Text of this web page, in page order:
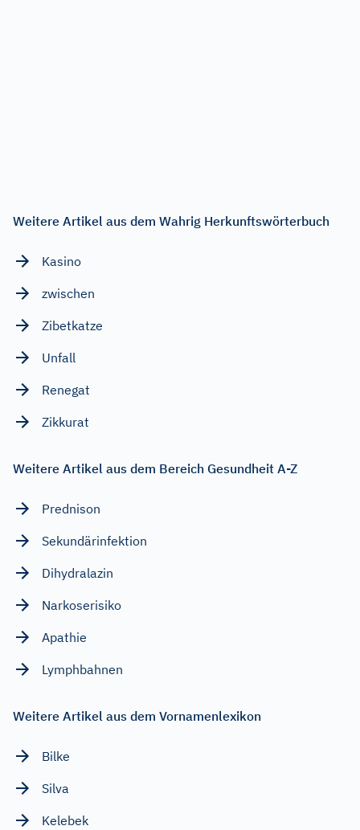
Weitere Artikel aus dem Wahrig Herkunftswörterbuch
Kasino
zwischen
Zibetkatze
Unfall
Renegat
Zikkurat
Weitere Artikel aus dem Bereich Gesundheit A-Z
Prednison
Sekundärinfektion
Dihydralazin
Narkoserisiko
Apathie
Lymphbahnen
Weitere Artikel aus dem Vornamenlexikon
Bilke
Silva
Kelebek